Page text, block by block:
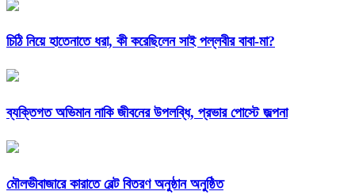
চিঠি নিয়ে হাতেনাতে ধরা, কী করেছিলেন সাই পল্লবীর বাবা-মা?
ব্যক্তিগত অভিমান নাকি জীবনের উপলব্ধি, প্রভার পোস্টে জল্পনা
মৌলভীবাজারে কারাতে বেল্ট বিতরণ অনুষ্ঠান অনুষ্ঠিত